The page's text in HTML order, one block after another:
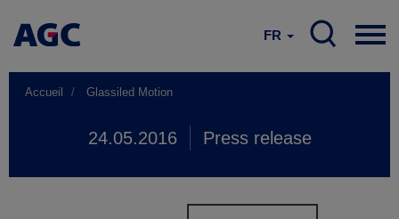
FR
Accueil Glassiled Motion
24.05.2016 Press release